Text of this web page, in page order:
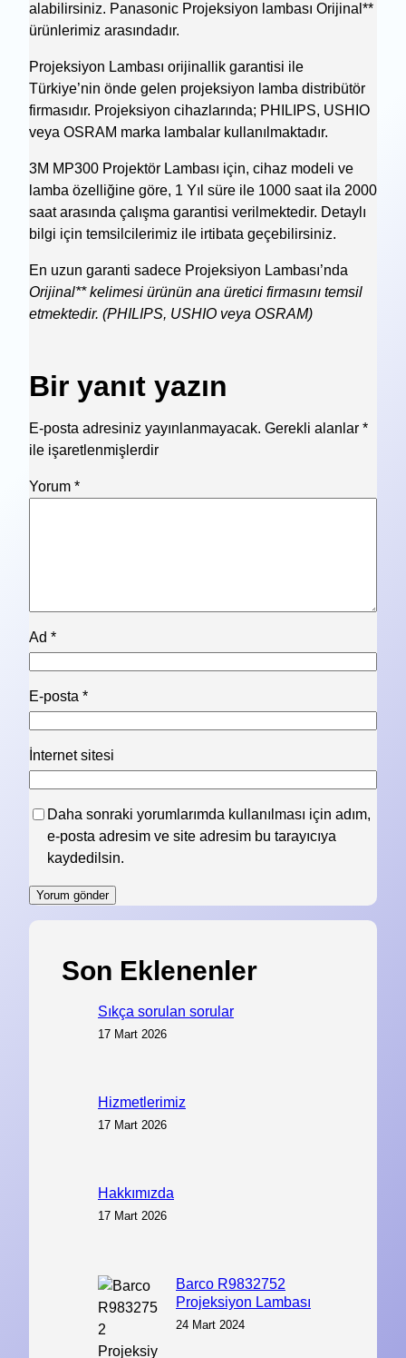
alabilirsiniz. Panasonic Projeksiyon lambası Orijinal**
ürünlerimiz arasındadır.
Projeksiyon Lambası orijinallik garantisi ile
Türkiye’nin önde gelen projeksiyon lamba distribütör
firmasıdır. Projeksiyon cihazlarında; PHILIPS, USHIO
veya OSRAM marka lambalar kullanılmaktadır.
3M MP300 Projektör Lambası için, cihaz modeli ve
lamba özelliğine göre, 1 Yıl süre ile 1000 saat ila 2000
saat arasında çalışma garantisi verilmektedir. Detaylı
bilgi için temsilcilerimiz ile irtibata geçebilirsiniz.
En uzun garanti sadece Projeksiyon Lambası’nda
Orijinal** kelimesi ürünün ana üretici firmasını temsil
etmektedir. (PHILIPS, USHIO veya OSRAM)
Bir yanıt yazın
E-posta adresiniz yayınlanmayacak. Gerekli alanlar *
ile işaretlenmişlerdir
Yorum *
Ad *
E-posta *
İnternet sitesi
Daha sonraki yorumlarımda kullanılması için adım,
e-posta adresim ve site adresim bu tarayıcıya
kaydedilsin.
Son Eklenenler
Sıkça sorulan sorular
17 Mart 2026
Hizmetlerimiz
17 Mart 2026
Hakkımızda
17 Mart 2026
Barco R9832752
Projeksiyon Lambası
24 Mart 2024